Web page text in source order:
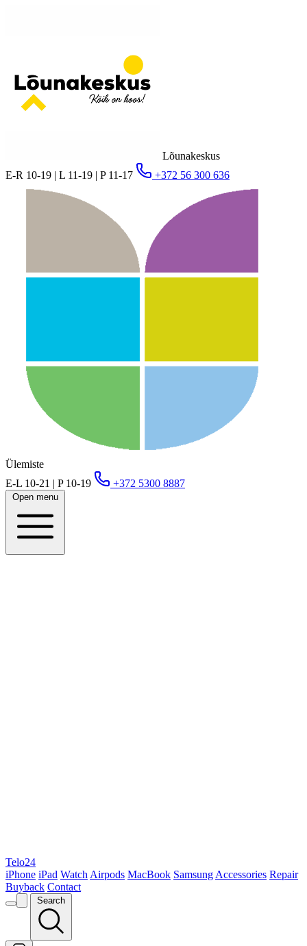
Lõunakeskus
E-R 10-19 | L 11-19 | P 11-17
+372 56 300 636
Ülemiste
E-L 10-21 | P 10-19
+372 5300 8887
Open menu
Telo24
iPhone iPad Watch Airpods MacBook Samsung Accessories Repair
Buyback Contact
Search